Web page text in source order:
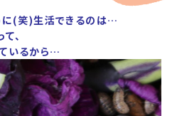
に(笑)生活できるのは…
、
いるから…